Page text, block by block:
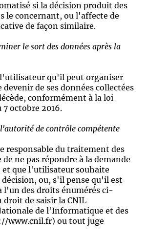
si la décision produit des
le concernant, ou l'affecte de
de façon similaire.
le sort des données après la
qu'il peut organiser
de ses données collectées
conformément à la loi
7 octobre 2016.
de contrôle compétente
responsable du traitement des
de ne pas répondre à la demande
que l'utilisateur souhaite
ou, s'il pense qu'il est
l'un des droits énumérés ci-
droit de saisir la CNIL
de l'Informatique et des
www.cnil.fr) ou tout juge